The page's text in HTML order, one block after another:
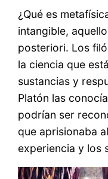
¿Qué es
intangible,
posteriori. Los
la ciencia que
sustancias y
Platón las
podrían ser
que aprisionaba
experiencia y los